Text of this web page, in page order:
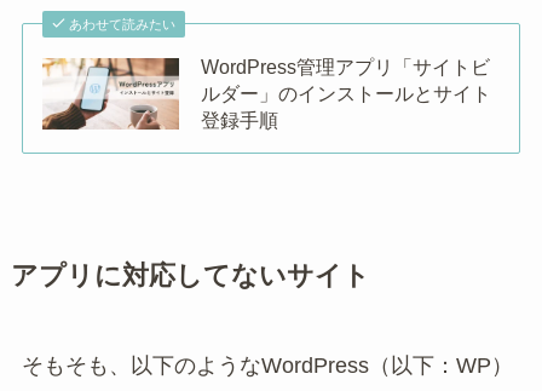
あわせて読みたい
WordPress管理アプリ「サイトビ
ルダー」のインストールとサイト
登録手順
アプリに対応してないサイト
そもそも、以下のようなWordPress（以下：WP）